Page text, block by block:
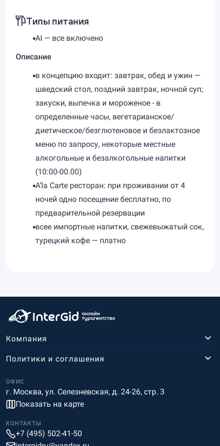
Типы питания
AI — все включено
Описание
в концепцию входит: завтрак, обед и ужин —
шведский стол, поздний завтрак, ночной суп;
закуски, выпечка и мороженое - в
определенные часы, вегетарианское/
диетическое/безглютеновое и безлактозное
меню по запросу, некоторые местные
алкогольные и безалкогольные напитки
(10:00-00.00)
A’la Carte ресторан: при проживании от 4
ночей одно посещение бесплатно, по
предварительной резервации
всее импортные напитки, свежевыжатый сок,
турецкий кофе — платно
Компания
ОФИС
г. Москва, ул. Селезневская, д. 24-26, стр. 3
Показать на карте
Политики и соглашения
КОНТАКТЫ
+7 (495) 502-41-50